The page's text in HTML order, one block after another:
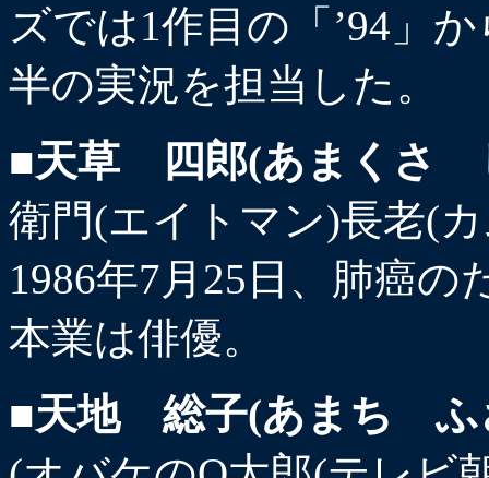
ズでは1作目の「’94」
半の実況を担当した。
■天草 四郎(あまくさ
衛門(エイトマン)長老(
1986年7月25日、肺癌の
本業は俳優。
■天地 総子(あまち ふ